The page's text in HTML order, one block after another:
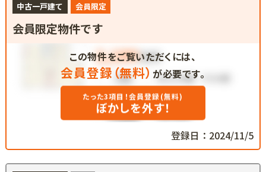
中古一戸建て 会員限定
会員限定物件です
この物件をご覧いただくには、
会員登録（無料） が必要です。
たった3項目！会員登録(無料)
ぼかしを外す！
登録日：2024/11/5